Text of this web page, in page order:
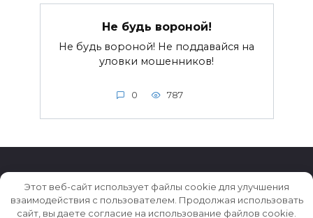
Не будь вороной!
Не будь вороной! Не поддавайся на
уловки мошенников!
0 787
© 2026 Истории ★ Новости ★ Факты ★ Очерки
Этот веб-сайт использует файлы cookie для улучшения
взаимодействия с пользователем. Продолжая использовать
сайт, вы даете согласие на использование файлов cookie.